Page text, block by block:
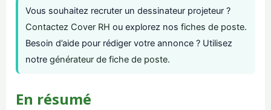
Vous souhaitez recruter un dessinateur projeteur ?
Contactez Cover RH ou explorez nos fiches de poste.
Besoin d’aide pour rédiger votre annonce ? Utilisez
notre générateur de fiche de poste.
En résumé